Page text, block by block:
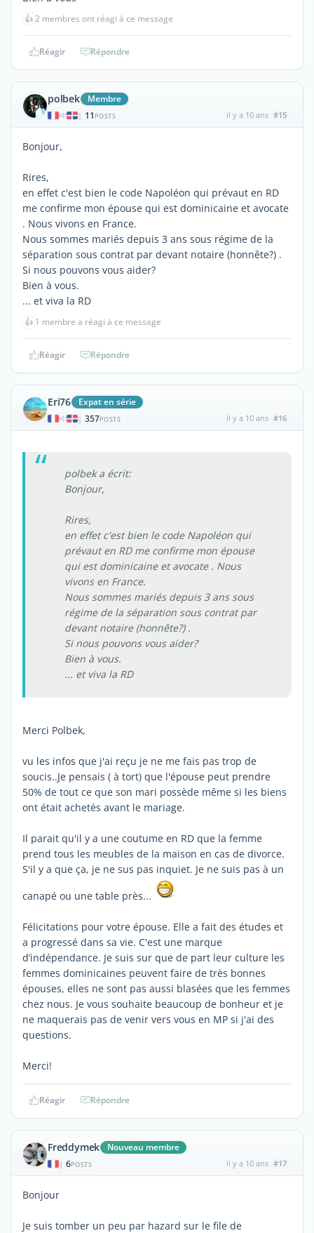
👍2 membres ont réagi à ce message
Réagir Répondre
polbek Membre
| 11 POSTS il y a 10 ans #15
Bonjour,
Rires,
en effet c'est bien le code Napoléon qui prévaut en RD
me confirme mon épouse qui est dominicaine et avocate
. Nous vivons en France.
Nous sommes mariés depuis 3 ans sous régime de la
séparation sous contrat par devant notaire (honnête?) .
Si nous pouvons vous aider?
Bien à vous.
... et viva la RD
👍 1 membre a réagi à ce message
Réagir Répondre
Eri76 Expat en série
| 357POSTS il y a 10 ans #16
polbek a écrit:
Bonjour,
Rires,
en effet c'est bien le code Napoléon qui
prévaut en RD me confirme mon épouse
qui est dominicaine et avocate . Nous
vivons en France.
Nous sommes mariés depuis 3 ans sous
régime de la séparation sous contrat par
devant notaire (honnête?) .
Si nous pouvons vous aider?
Bien à vous.
... et viva la RD
Merci Polbek,
vu les infos que j'ai reçu je ne me fais pas trop de
soucis..Je pensais ( à tort) que l'épouse peut prendre
50% de tout ce que son mari possède même si les biens
ont était achetés avant le mariage.
Il parait qu'il y a une coutume en RD que la femme
prend tous les meubles de la maison en cas de divorce.
S'il y a que ça, je ne sus pas inquiet. Je ne suis pas à un
canapé ou une table près...
Félicitations pour votre épouse. Elle a fait des études et
a progressé dans sa vie. C'est une marque
d’indépendance. Je suis sur que de part leur culture les
femmes dominicaines peuvent faire de très bonnes
épouses, elles ne sont pas aussi blasées que les femmes
chez nous. Je vous souhaite beaucoup de bonheur et je
ne maquerais pas de venir vers vous en MP si j'ai des
questions.
Merci!
Réagir Répondre
Freddymek Nouveau membre
| 6POSTS il y a 10 ans #17
Bonjour
Je suis tomber un peu par hazard sur le file de